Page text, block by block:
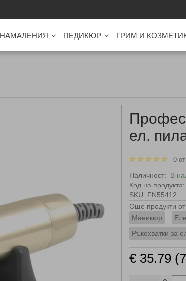
НАМАЛЕНИЯ ПЕДИКЮР ГРИМ И
ел.
0
Наличност: В
Код на продукта:
SKU: FN55412
Още продукти от
Маникюр
Ръкохватки за
€ 35.79